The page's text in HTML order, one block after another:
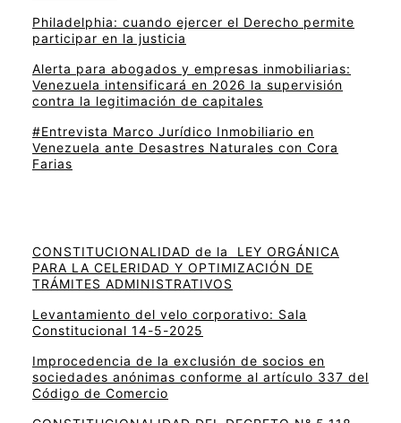
Philadelphia: cuando ejercer el Derecho permite
participar en la justicia
Alerta para abogados y empresas inmobiliarias:
Venezuela intensificará en 2026 la supervisión
contra la legitimación de capitales
#Entrevista Marco Jurídico Inmobiliario en
Venezuela ante Desastres Naturales con Cora
Farias
CONSTITUCIONALIDAD de la LEY ORGÁNICA
PARA LA CELERIDAD Y OPTIMIZACIÓN DE
TRÁMITES ADMINISTRATIVOS
Levantamiento del velo corporativo: Sala
Constitucional 14-5-2025
Improcedencia de la exclusión de socios en
sociedades anónimas conforme al artículo 337 del
Código de Comercio